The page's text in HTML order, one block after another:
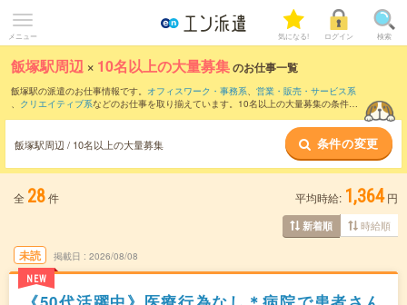
メニュー 気になる! ログイン 検索
飯塚駅周辺 × 10名以上の大量募集のお仕事一覧
飯塚駅の派遣のお仕事情報です。 オフィスワーク・事務系、 営業・販売・サービス系
、 クリエイティブ系などのお仕事を取り揃えています。10名以上の大量募集の条件の
飯塚駅周辺 / 10名以上の大量募集 条件の変更
全 28件 平均時給: 1,364 円
新着順 時給順
未読
NEW
掲載日 2026/08/08